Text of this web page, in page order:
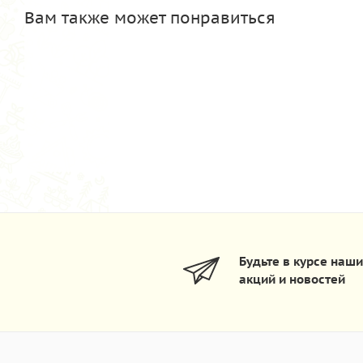
Вам также может понравиться
Будьте в курсе
акций и новостей